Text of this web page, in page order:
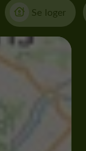
Se loger